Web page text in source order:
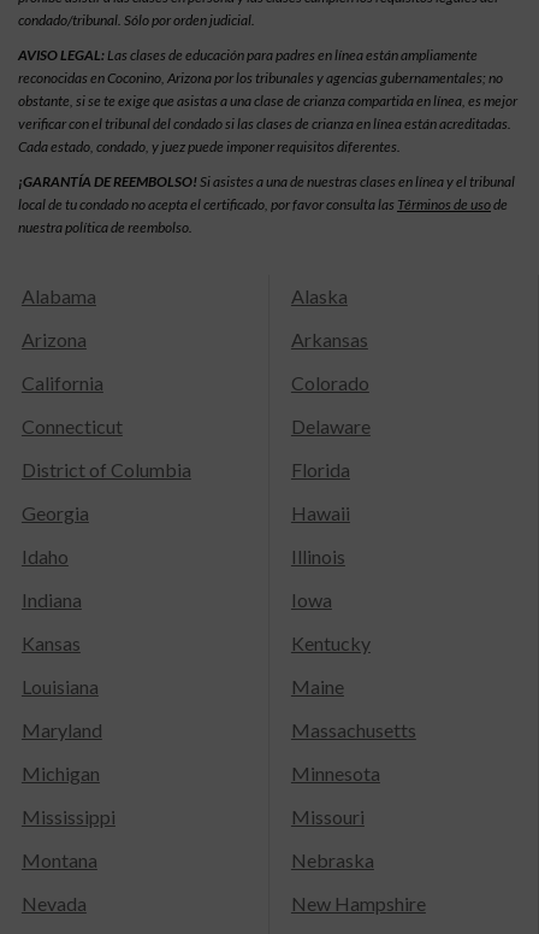
condado/tribunal. Sólo por orden judicial.
AVISO LEGAL:Las clases de educación para padres en línea están ampliamente
reconocidas en Coconino, Arizona por los tribunales y agencias gubernamentales; no
obstante, si se te exige que asistas a una clase de crianza compartida en línea, es mejor
verificar con el tribunal del condado si las clases de crianza en línea están acreditadas.
Cada estado, condado, y juez puede imponer requisitos diferentes.
¡GARANTÍA DE REEMBOLSO! Si asistes a una de nuestras clases en línea y el tribunal
local de tu condado no acepta el certificado, por favor consulta las Términos de usode
nuestra política de reembolso.
Alabama
Alaska
Arizona
Arkansas
California
Colorado
Connecticut
Delaware
District of Columbia
Florida
Georgia
Hawaii
Idaho
Illinois
Indiana
Iowa
Kansas
Kentucky
Louisiana
Maine
Maryland
Massachusetts
Michigan
Minnesota
Mississippi
Missouri
Montana
Nebraska
Nevada
New Hampshire